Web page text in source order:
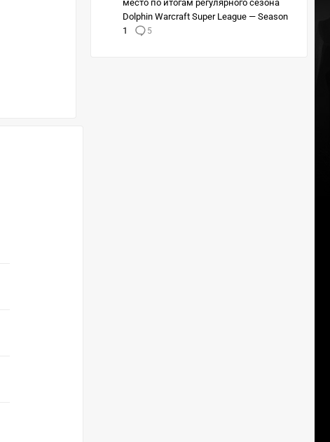
место по итогам регулярного сезона
Dolphin Warcraft Super League — Season
1
5